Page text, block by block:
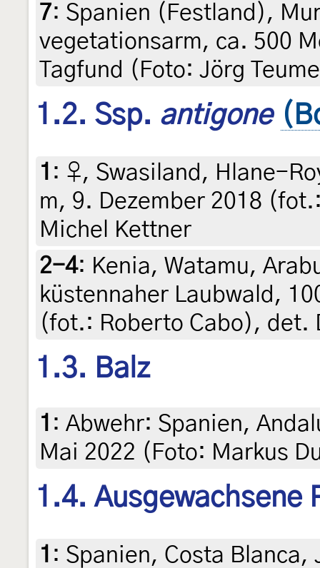
7: Spanien (Festland),
vegetationsarm, ca. 500
Tagfund (Foto: Jörg
1.2. Ssp. antigone
1 : ♀, Swasiland, Hlane-
m, 9. Dezember 2018
Michel Kettner
2-4: Kenia, Watamu,
küstennaher Laubwald,
(fot.: Roberto Cabo), det.
1.3. Balz
1 : Abwehr: Spanien,
Mai 2022 (Foto: Markus
1.4. Ausgewachsene
1 : Spanien, Costa Blanca,